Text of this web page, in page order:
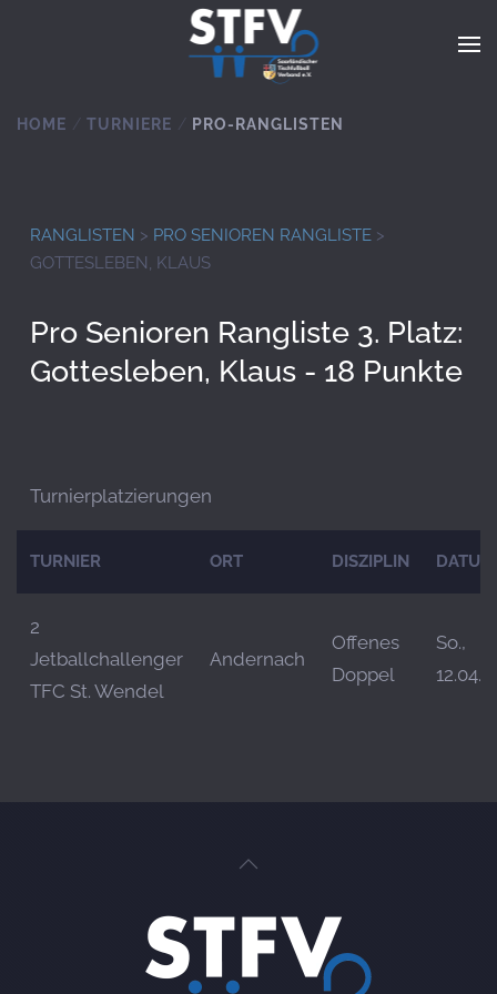
Zum Hauptinhalt springen
HOME TURNIERE PRO-RANGLISTEN
RANGLISTEN > PRO SENIOREN RANGLISTE >
GOTTESLEBEN, KLAUS
Pro Senioren Rangliste 3. Platz:
Gottesleben, Klaus - 18 Punkte
Turnierplatzierungen
TURNIER ORT DISZIPLIN DATUM
2
Jetballchallenger
TFC St. Wendel
Andernach
Offenes
Doppel
So.,